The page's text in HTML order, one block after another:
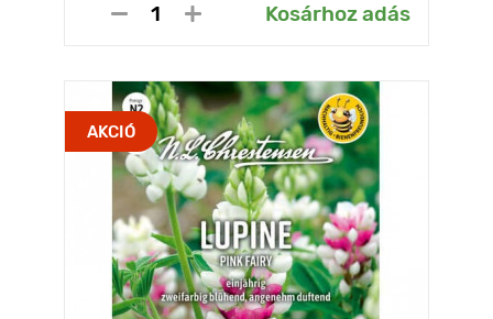
Kosárhoz adás
AKCIÓ